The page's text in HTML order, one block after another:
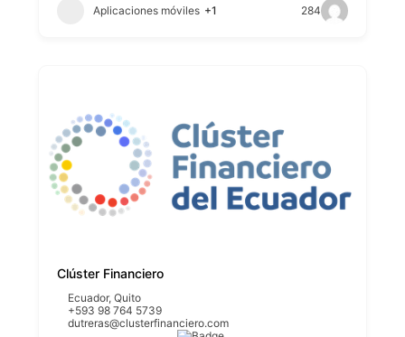
Aplicaciones móviles +1 284
Clúster Financiero
Ecuador,Quito
+593 98 764 5739
dutreras@clusterfinanciero.com